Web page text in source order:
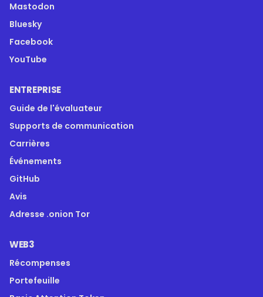
Mastodon
Bluesky
Facebook
YouTube
ENTREPRISE
Guide de l'évaluateur
Supports de communication
Carrières
Événements
GitHub
Avis
Adresse .onion Tor
WEB3
Récompenses
Portefeuille